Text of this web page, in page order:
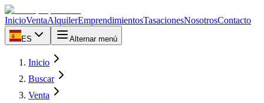
InicioVentaAlquilerEmprendimientosTasacionesNosotrosContacto
ES Alternar menú
Inicio
Buscar
Venta